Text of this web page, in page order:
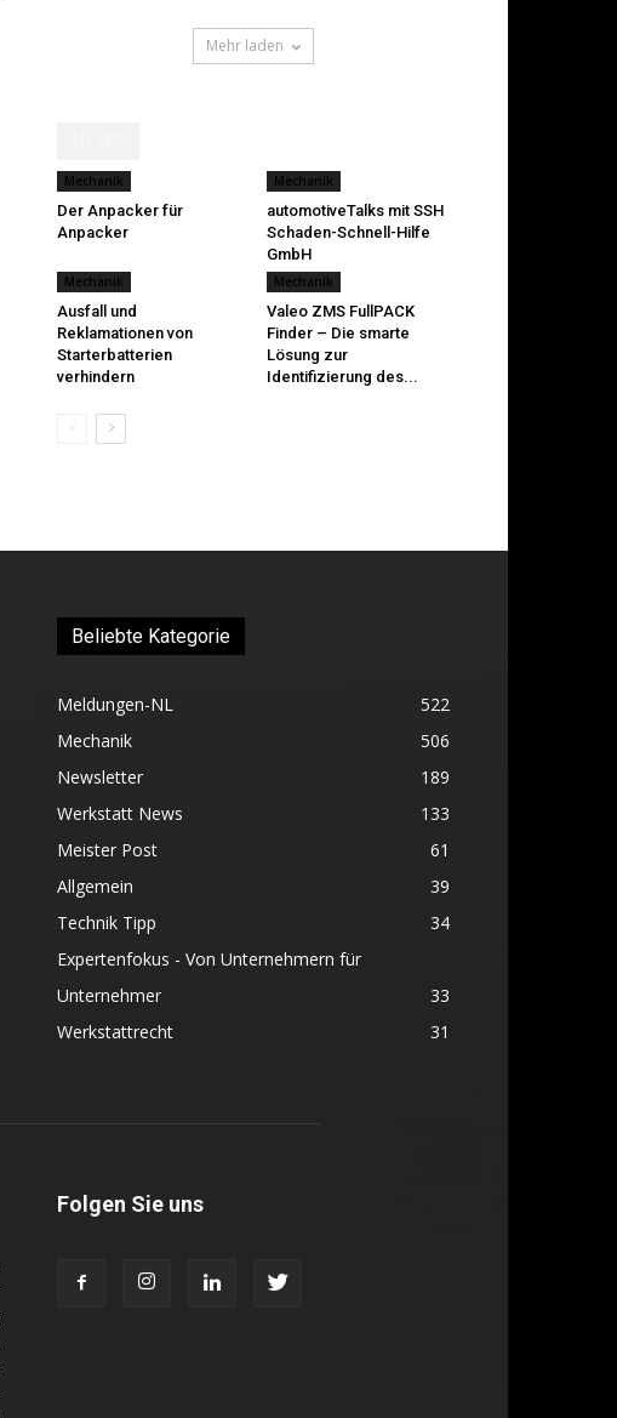
Mehr laden
Mechanik
Der Anpacker für
Anpacker
Mechanik
automotiveTalks mit SSH
Schaden-Schnell-Hilfe
GmbH
Mechanik
Ausfall und
Reklamationen von
Starterbatterien
verhindern
Mechanik
Valeo ZMS FullPACK
Finder – Die smarte
Lösung zur
Identifizierung des...
Beliebte Kategorie
Meldungen-NL
522
Mechanik
506
Newsletter
189
Werkstatt News
133
Meister Post
61
Allgemein
39
Technik Tipp
34
Expertenfokus - Von Unternehmern für
Unternehmer
33
Werkstattrecht
31
Folgen Sie uns